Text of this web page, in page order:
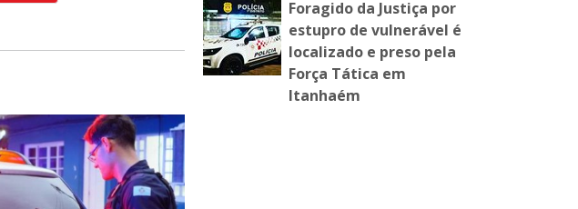
Foragido da Justiça por
estupro de vulnerável é
localizado e preso pela
Força Tática em
Itanhaém